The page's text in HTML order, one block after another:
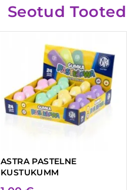
Seotud Tooted
ASTRA PASTELNE
KUSTUKUMM